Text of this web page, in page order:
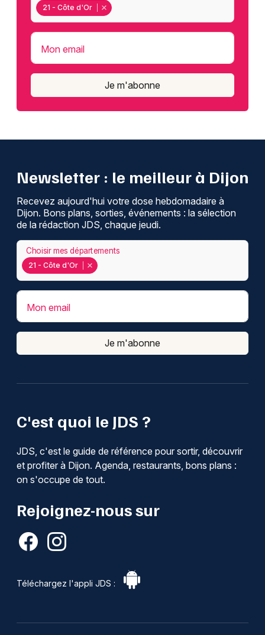
21 - Côte d'Or
Mon email
Je m'abonne
C'est quoi le JDS ?
JDS, c'est le guide de référence pour sortir, découvrir
et profiter à Dijon. Agenda, restaurants, bons plans :
on s'occupe de tout.
Rejoignez-nous sur
Téléchargez l'appli JDS :
Newsletter : le meilleur à Dijon
Recevez aujourd'hui votre dose hebdomadaire à
Dijon. Bons plans, sorties, événements : la sélection
de la rédaction JDS, chaque jeudi.
21 - Côte d'Or
Choisir mes départements
Mon email
Je m'abonne